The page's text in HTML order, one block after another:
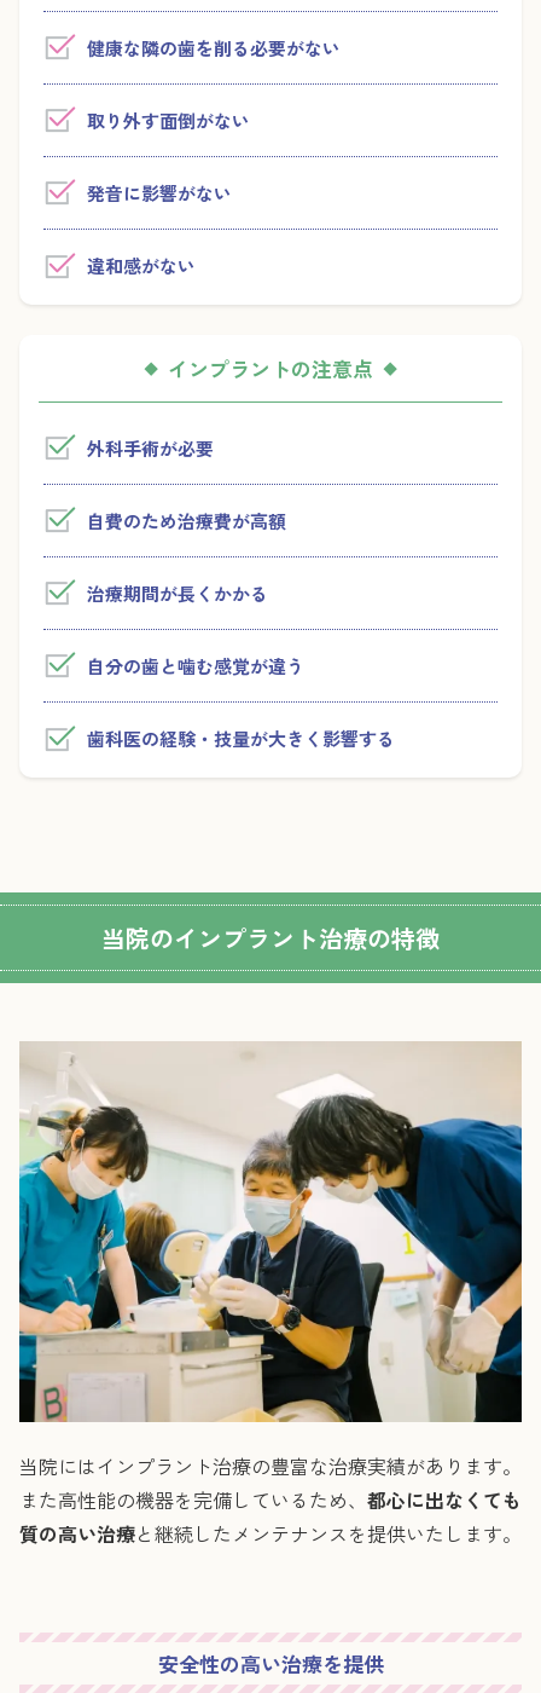
健康な隣の歯を削る必要がない
取り外す面倒がない
発音に影響がない
違和感がない
インプラントの注意点
外科手術が必要
自費のため治療費が高額
治療期間が長くかかる
自分の歯と噛む感覚が違う
歯科医の経験・技量が大きく影響する
当院のインプラント治療の特徴
当院にはインプラント治療の豊富な治療実績があります。
また高性能の機器を完備しているため、 都心に出なくても
質の高い治療と継続したメンテナンスを提供いたします。
安全性の高い治療を提供